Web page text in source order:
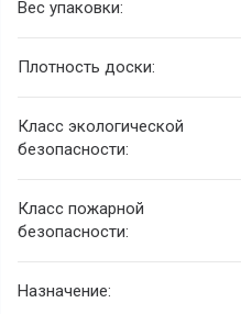
Вес упаковки:
Плотность доски:
Класс экологической
безопасности:
Класс пожарной
безопасности:
Назначение: